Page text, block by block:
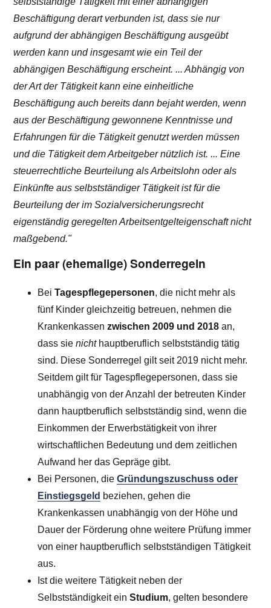
Beschäftigung derart verbunden ist, dass sie nur
aufgrund der abhängigen Beschäftigung ausgeübt
werden kann und insgesamt wie ein Teil der
abhängigen Beschäftigung erscheint. ... Abhängig von
der Art der Tätigkeit kann eine einheitliche
Beschäftigung auch bereits dann bejaht werden, wenn
aus der Beschäftigung gewonnene Kenntnisse und
Erfahrungen für die Tätigkeit genutzt werden müssen
und die Tätigkeit dem Arbeitgeber nützlich ist. ... Eine
steuerrechtliche Beurteilung als Arbeitslohn oder als
Einkünfte aus selbstständiger Tätigkeit ist für die
Beurteilung der im Sozialversicherungsrecht
eigenständig geregelten Arbeitsentgelteigenschaft nicht
maßgebend."
Ein paar (ehemalige) Sonderregeln
BeiTagespflegepersonen, die nicht mehr als
fünf Kinder gleichzeitig betreuen, nehmen die
Krankenkassenzwischen 2009 und 2018 an,
dass sienichthauptberuflich selbstständig tätig
sind. Diese Sonderregel gilt seit 2019 nicht mehr.
Seitdem gilt für Tagespflegepersonen, dass sie
unabhängig von der Anzahl der betreuten Kinder
dann hauptberuflich selbstständig sind, wenn die
Einkommen der Erwerbstätigkeit von ihrer
wirtschaftlichen Bedeutung und dem zeitlichen
Aufwand her das Gepräge gibt.
Bei Personen, dieGründungszuschuss oder
Einstiegsgeld beziehen, gehen die
Krankenkassen unabhängig von der Höhe und
Dauer der Förderung ohne weitere Prüfung immer
von einer hauptberuflich selbstständigen Tätigkeit
aus.
Ist die weitere Tätigkeit neben der
Selbstständigkeit einStudium, gelten besondere